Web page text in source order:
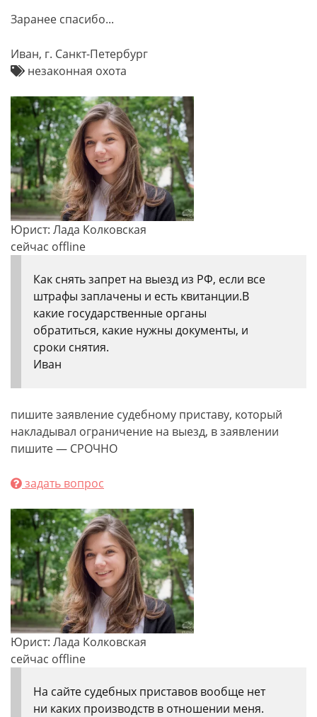
Заранее спасибо...
Иван, г. Санкт-Петербург
незаконная охота
Юрист: Лада Колковская
сейчас offline
Как снять запрет на выезд из РФ, если все
штрафы заплачены и есть квитанции.В
какие государственные органы
обратиться, какие нужны документы, и
сроки снятия.
Иван
пишите заявление судебному приставу, который
накладывал ограничение на выезд, в заявлении
пишите — СРОЧНО
задать вопрос
Юрист: Лада Колковская
сейчас offline
На сайте судебных приставов вообще нет
ни каких производств в отношении меня.